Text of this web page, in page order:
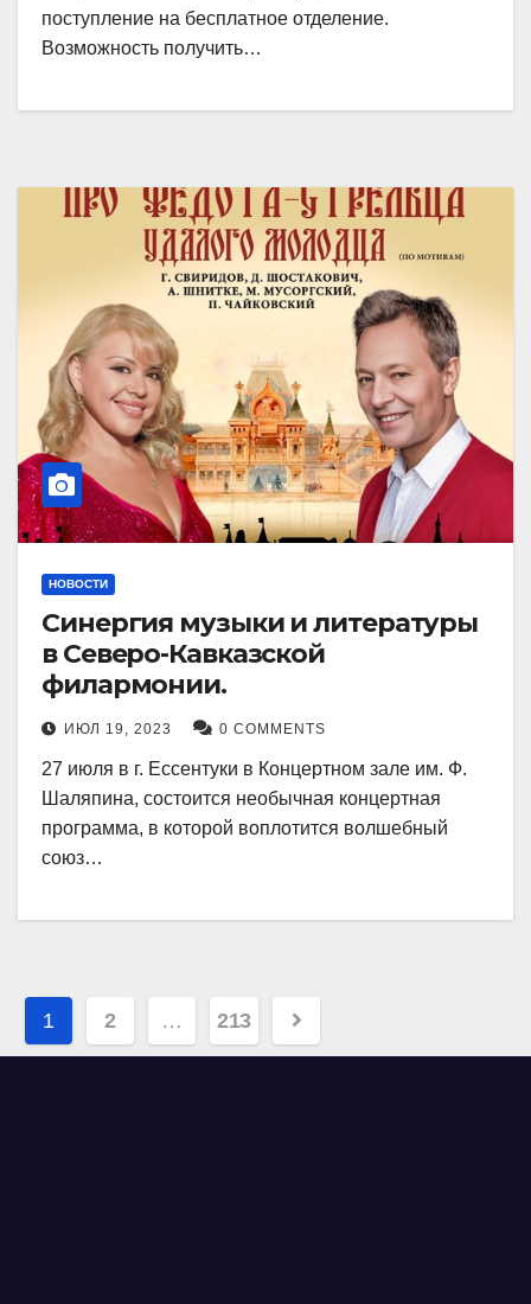
поступление на бесплатное отделение.
Возможность получить…
НОВОСТИ
Синергия музыки и литературы
в Северо-Кавказской
филармонии.
ИЮЛ 19, 2023 0 COMMENTS
27 июля в г. Ессентуки в Концертном зале им. Ф.
Шаляпина, состоится необычная концертная
программа, в которой воплотится волшебный
союз…
Навигация
по
1 2 … 213